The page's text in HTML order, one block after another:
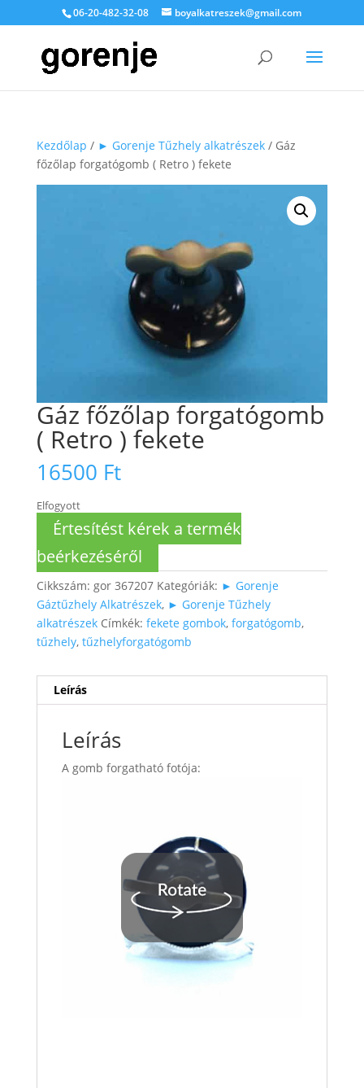
06-20-482-32-08 boyalkatreszek@gmail.com
Kezdőlap / ► Gorenje Tűzhely alkatrészek/ Gáz
főzőlap forgatógomb ( Retro ) fekete
Gáz főzőlap forgatógomb
( Retro ) fekete
16500 Ft
Elfogyott
Értesítést kérek a termék
beérkezéséről
Cikkszám: gor 367207 Kategóriák: ► Gorenje
Gáztűzhely Alkatrészek, ► Gorenje Tűzhely
alkatrészek Címkék: fekete gombok, forgatógomb,
tűzhely, tűzhelyforgatógomb
Leírás
Leírás
A gomb forgatható fotója: